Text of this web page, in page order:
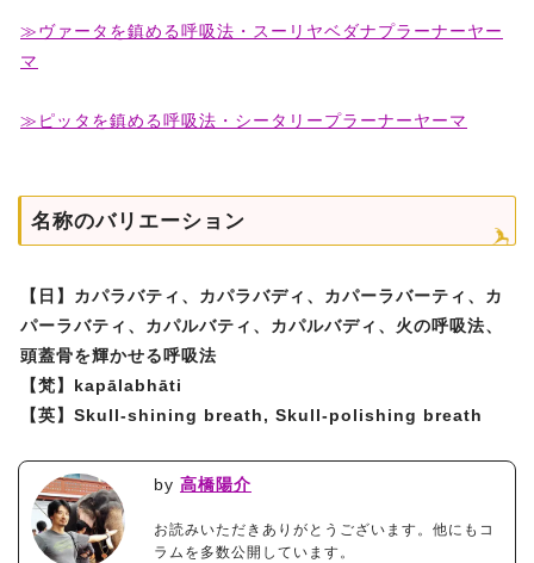
≫ヴァータを鎮める呼吸法・スーリヤベダナプラーナーヤー
マ
≫ピッタを鎮める呼吸法・シータリープラーナーヤーマ
名称のバリエーション
【日】カパラバティ、カパラバディ、カパーラバーティ、カ
パーラバティ、カパルバティ、カパルバディ、火の呼吸法、
頭蓋骨を輝かせる呼吸法
【梵】kapālabhāti
【英】Skull-shining breath, Skull-polishing breath
by 高橋陽介
お読みいただきありがとうございます。他にもコ
ラムを多数公開しています。